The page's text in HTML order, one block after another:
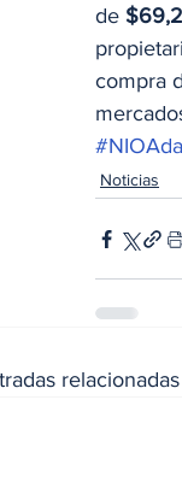
de
compra
Noticias
relacionadas